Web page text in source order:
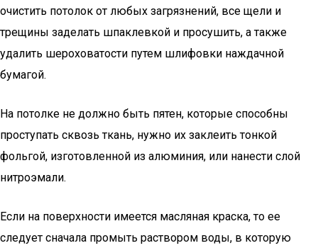
очистить потолок от любых загрязнений, все щели и
трещины заделать шпаклевкой и просушить, а также
удалить шероховатости путем шлифовки наждачной
бумагой.
На потолке не должно быть пятен, которые способны
проступать сквозь ткань, нужно их заклеить тонкой
фольгой, изготовленной из алюминия, или нанести слой
нитроэмали.
Если на поверхности имеется масляная краска, то ее
следует сначала промыть раствором воды, в которую